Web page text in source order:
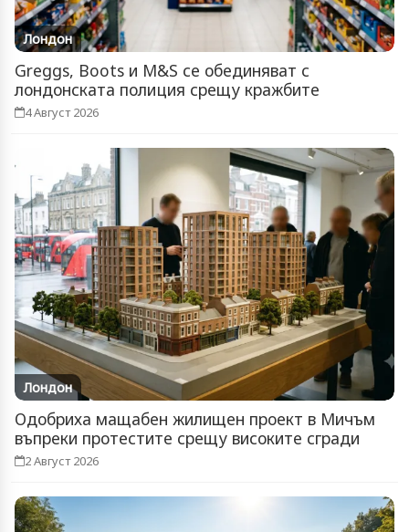
Лондон
Greggs, Boots и M&S се обединяват с
лондонската полиция срещу кражбите
4 Август 2026
Лондон
Одобриха мащабен жилищен проект в Мичъм
въпреки протестите срещу високите сгради
2 Август 2026